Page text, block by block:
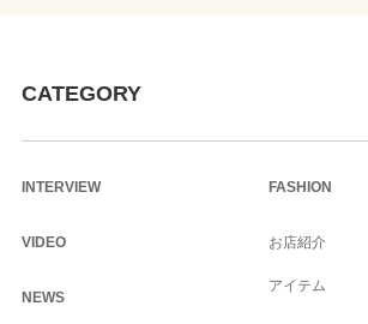
CATEGORY
INTERVIEW
VIDEO
NEWS
FASHION
お店紹介
アイテム